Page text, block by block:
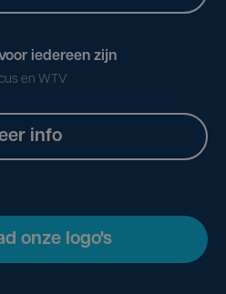
iedereen zijn
en WTV
info
onze logo's